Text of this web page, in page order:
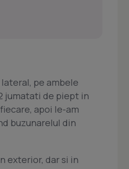
pe ambele
jumatati de piept in
apoi le-am
buzunarelul din
exterior, dar si in